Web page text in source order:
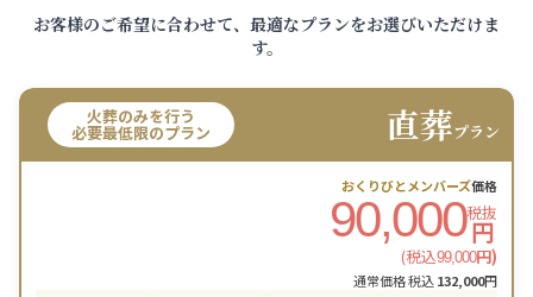
お客様のご希望に合わせて、最適なプランをお選びいただけま
す。
火葬のみを行う
必要最低限のプラン 直葬プラン
おくりびとメンバーズ価格
90,000税抜
円
(税込99,000円)
通常価格 税込132,000円